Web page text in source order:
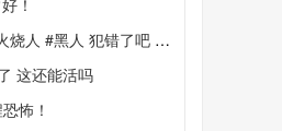
！
错了吧 ？ #私刑 #火刑 烧黑了都
这还能活吗
怖！